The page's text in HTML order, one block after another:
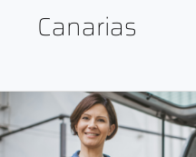
Canarias
¡El
Kit
Digital